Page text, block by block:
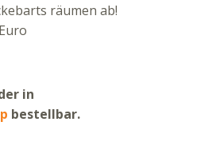
räumen ab!
in
bestellbar.